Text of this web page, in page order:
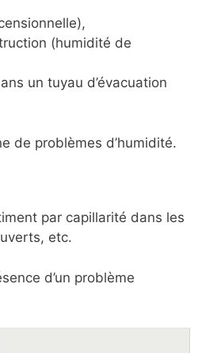
(humidité de
un tuyau d’évacuation
de problèmes d’humidité.
par capillarité dans les
etc.
d’un problème